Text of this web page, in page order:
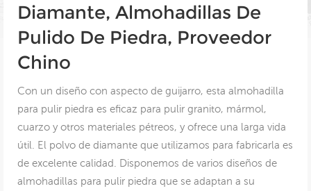
Diamante, Almohadillas De
Pulido De Piedra, Proveedor
Chino
Con un diseño con aspecto de guijarro, esta almohadilla
para pulir piedra es eficaz para pulir granito, mármol,
cuarzo y otros materiales pétreos, y ofrece una larga vida
útil. El polvo de diamante que utilizamos para fabricarla es
de excelente calidad. Disponemos de varios diseños de
almohadillas para pulir piedra que se adaptan a su